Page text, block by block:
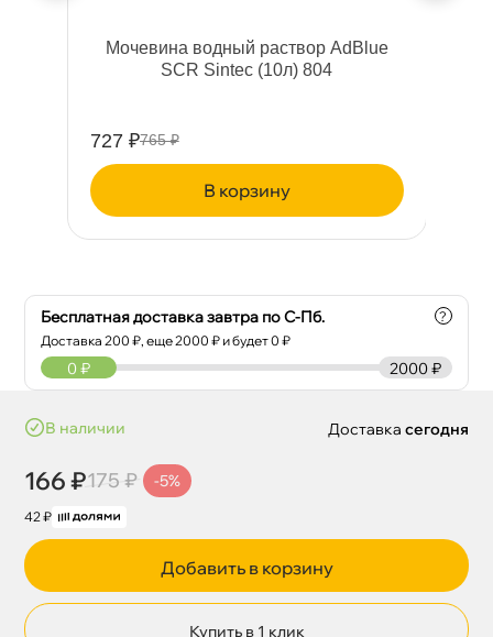
Мочевина водный раствор AdBlue
SCR Sintec (10л) 804
727 ₽765 ₽
корзину
Бесплатная доставка завтра по С-Пб.
Доставка200 ₽, еще2000 ₽ и будет 0 ₽
?
2000 ₽
0 ₽
наличии
166 ₽175 ₽ -5%
42 ₽
Доставка сегодня
Добавить в корзину
Купить в 1 клик